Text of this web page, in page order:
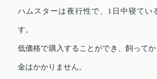
ハムスターは夜行性で、1日中寝てい
す。
低価格で購入することができ、飼って
金はかかりません。